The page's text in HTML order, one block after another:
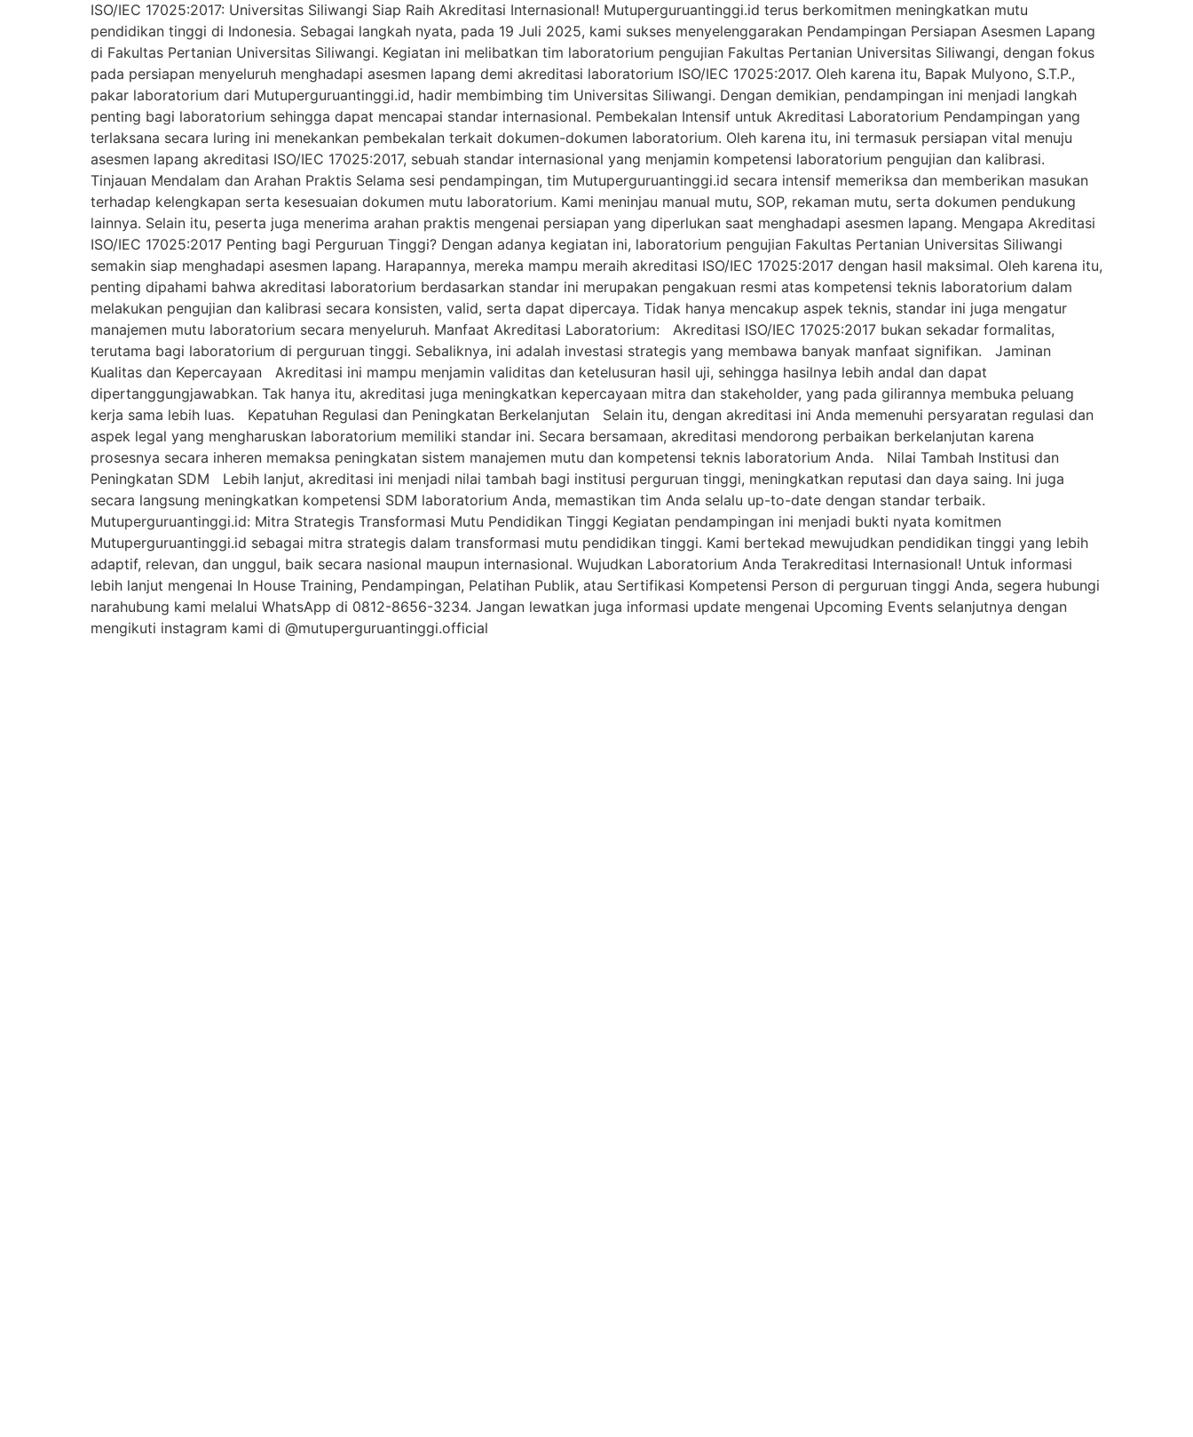
ISO/IEC 17025:2017: Universitas Siliwangi Siap Raih Akreditasi Internasional! Mutuperguruantinggi.id terus berkomitmen meningkatkan mutu
pendidikan tinggi di Indonesia. Sebagai langkah nyata, pada 19 Juli 2025, kami sukses menyelenggarakan Pendampingan Persiapan Asesmen Lapang
di Fakultas Pertanian Universitas Siliwangi. Kegiatan ini melibatkan tim laboratorium pengujian Fakultas Pertanian Universitas Siliwangi, dengan fokus
pada persiapan menyeluruh menghadapi asesmen lapang demi akreditasi laboratorium ISO/IEC 17025:2017. Oleh karena itu, Bapak Mulyono, S.T.P.,
pakar laboratorium dari Mutuperguruantinggi.id, hadir membimbing tim Universitas Siliwangi. Dengan demikian, pendampingan ini menjadi langkah
penting bagi laboratorium sehingga dapat mencapai standar internasional. Pembekalan Intensif untuk Akreditasi Laboratorium Pendampingan yang
terlaksana secara luring ini menekankan pembekalan terkait dokumen-dokumen laboratorium. Oleh karena itu, ini termasuk persiapan vital menuju
asesmen lapang akreditasi ISO/IEC 17025:2017, sebuah standar internasional yang menjamin kompetensi laboratorium pengujian dan kalibrasi.
Tinjauan Mendalam dan Arahan Praktis Selama sesi pendampingan, tim Mutuperguruantinggi.id secara intensif memeriksa dan memberikan masukan
terhadap kelengkapan serta kesesuaian dokumen mutu laboratorium. Kami meninjau manual mutu, SOP, rekaman mutu, serta dokumen pendukung
lainnya. Selain itu, peserta juga menerima arahan praktis mengenai persiapan yang diperlukan saat menghadapi asesmen lapang. Mengapa Akreditasi
ISO/IEC 17025:2017 Penting bagi Perguruan Tinggi? Dengan adanya kegiatan ini, laboratorium pengujian Fakultas Pertanian Universitas Siliwangi
semakin siap menghadapi asesmen lapang. Harapannya, mereka mampu meraih akreditasi ISO/IEC 17025:2017 dengan hasil maksimal. Oleh karena itu,
penting dipahami bahwa akreditasi laboratorium berdasarkan standar ini merupakan pengakuan resmi atas kompetensi teknis laboratorium dalam
melakukan pengujian dan kalibrasi secara konsisten, valid, serta dapat dipercaya. Tidak hanya mencakup aspek teknis, standar ini juga mengatur
manajemen mutu laboratorium secara menyeluruh. Manfaat Akreditasi Laboratorium: Akreditasi ISO/IEC 17025:2017 bukan sekadar formalitas,
terutama bagi laboratorium di perguruan tinggi. Sebaliknya, ini adalah investasi strategis yang membawa banyak manfaat signifikan. Jaminan
Kualitas dan Kepercayaan Akreditasi ini mampu menjamin validitas dan ketelusuran hasil uji, sehingga hasilnya lebih andal dan dapat
dipertanggungjawabkan. Tak hanya itu, akreditasi juga meningkatkan kepercayaan mitra dan stakeholder, yang pada gilirannya membuka peluang
kerja sama lebih luas. Kepatuhan Regulasi dan Peningkatan Berkelanjutan Selain itu, dengan akreditasi ini Anda memenuhi persyaratan regulasi dan
aspek legal yang mengharuskan laboratorium memiliki standar ini. Secara bersamaan, akreditasi mendorong perbaikan berkelanjutan karena
prosesnya secara inheren memaksa peningkatan sistem manajemen mutu dan kompetensi teknis laboratorium Anda. Nilai Tambah Institusi dan
Peningkatan SDM Lebih lanjut, akreditasi ini menjadi nilai tambah bagi institusi perguruan tinggi, meningkatkan reputasi dan daya saing. Ini juga
secara langsung meningkatkan kompetensi SDM laboratorium Anda, memastikan tim Anda selalu up-to-date dengan standar terbaik.
Mutuperguruantinggi.id: Mitra Strategis Transformasi Mutu Pendidikan Tinggi Kegiatan pendampingan ini menjadi bukti nyata komitmen
Mutuperguruantinggi.id sebagai mitra strategis dalam transformasi mutu pendidikan tinggi. Kami bertekad mewujudkan pendidikan tinggi yang lebih
adaptif, relevan, dan unggul, baik secara nasional maupun internasional. Wujudkan Laboratorium Anda Terakreditasi Internasional! Untuk informasi
lebih lanjut mengenai In House Training, Pendampingan, Pelatihan Publik, atau Sertifikasi Kompetensi Person di perguruan tinggi Anda, segera hubungi
narahubung kami melalui WhatsApp di 0812-8656-3234. Jangan lewatkan juga informasi update mengenai Upcoming Events selanjutnya dengan
mengikuti instagram kami di @mutuperguruantinggi.official